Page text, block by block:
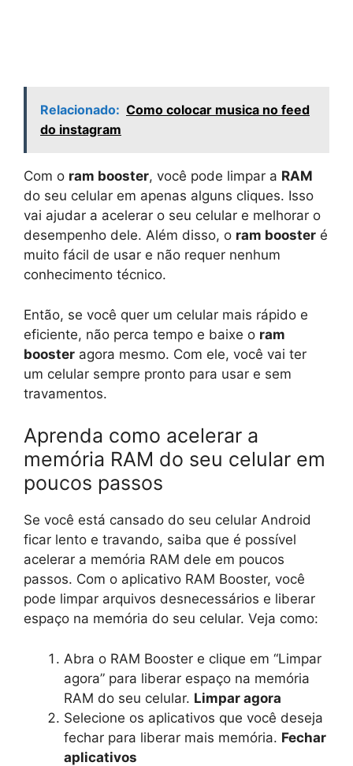
Relacionado: Como colocar musica no feed
do instagram
Com o ram booster, você pode limpar a RAM
do seu celular em apenas alguns cliques. Isso
vai ajudar a acelerar o seu celular e melhorar o
desempenho dele. Além disso, o ram booster é
muito fácil de usar e não requer nenhum
conhecimento técnico.
Então, se você quer um celular mais rápido e
eficiente, não perca tempo e baixe o ram
booster agora mesmo. Com ele, você vai ter
um celular sempre pronto para usar e sem
travamentos.
Aprenda como acelerar a
memória RAM do seu celular em
poucos passos
Se você está cansado do seu celular Android
ficar lento e travando, saiba que é possível
acelerar a memória RAM dele em poucos
passos. Com o aplicativo RAM Booster, você
pode limpar arquivos desnecessários e liberar
espaço na memória do seu celular. Veja como:
Abra o RAM Booster e clique em “Limpar
agora” para liberar espaço na memória
RAM do seu celular. Limpar agora
Selecione os aplicativos que você deseja
fechar para liberar mais memória. Fechar
aplicativos